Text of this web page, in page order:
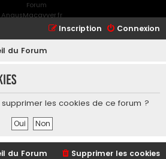
Connexion
Inscription
du Forum
les cookies de ce forum ?
du Forum Supprimer les cookies